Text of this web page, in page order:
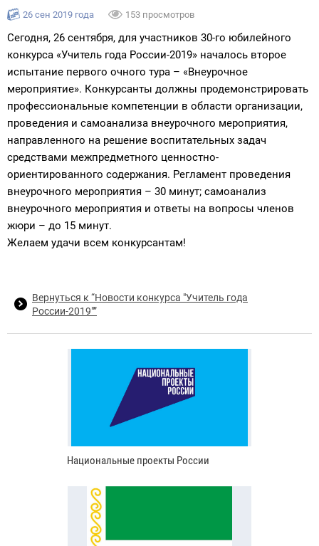
26 сен 2019 года 153 просмотров
Сегодня, 26 сентября, для участников 30-го юбилейного
конкурса «Учитель года России-2019» началось второе
испытание первого очного тура – «Внеурочное
мероприятие». Конкурсанты должны продемонстрировать
профессиональные компетенции в области организации,
проведения и самоанализа внеурочного мероприятия,
направленного на решение воспитательных задач
средствами межпредметного ценностно-
ориентированного содержания. Регламент проведения
внеурочного мероприятия – 30 минут; самоанализ
внеурочного мероприятия и ответы на вопросы членов
жюри – до 15 минут.
Желаем удачи всем конкурсантам!
Вернуться к “Новости конкурса "Учитель года
России-2019"”
Национальные проекты России